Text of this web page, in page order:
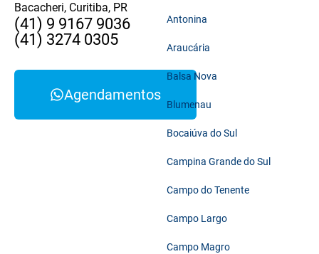
Bacacheri, Curitiba, PR
(41) 9 9167 9036
(41) 3274 0305
Agendamentos
Antonina
Araucária
Balsa Nova
Blumenau
Bocaiúva do Sul
Campina Grande do Sul
Campo do Tenente
Campo Largo
Campo Magro